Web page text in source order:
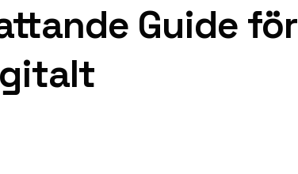
Guide för